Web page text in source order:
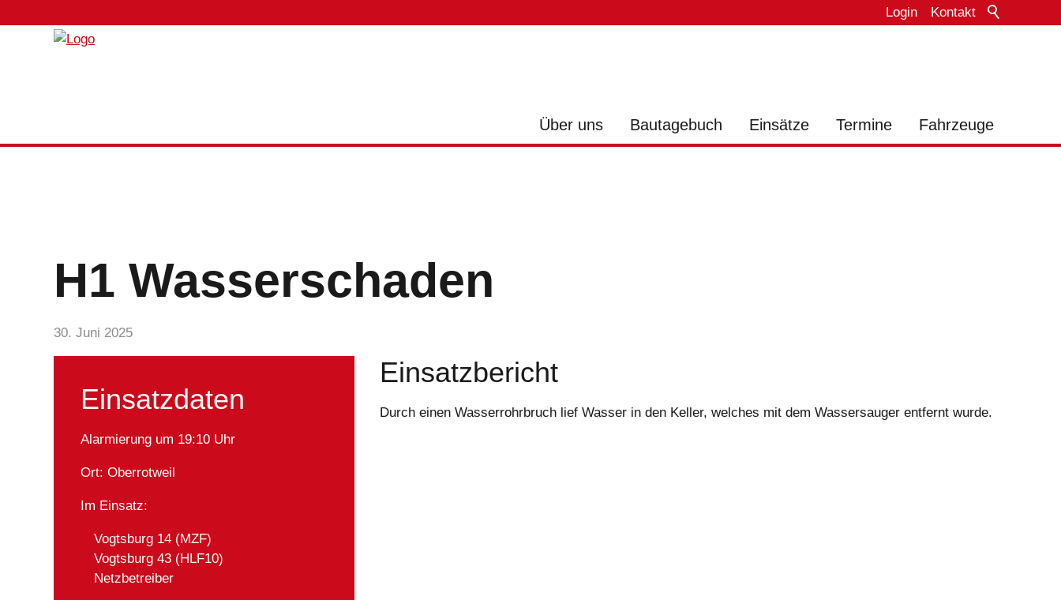
Kontakt
Login
Über uns Bautagebuch Einsätze Termine Fahrzeuge
H1 Wasserschaden
30. Juni 2025
Einsatzdaten
Alarmierung um 19:10 Uhr
Ort: Oberrotweil
Im Einsatz:
Vogtsburg 14 (MZF)
Vogtsburg 43 (HLF10)
Netzbetreiber
Einsatzbericht
Durch einen Wasserrohrbruch lief Wasser in den Keller, welches mit dem Wassersauger entfernt wurde.